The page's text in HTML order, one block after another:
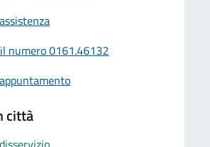
numero 0161.46132
città